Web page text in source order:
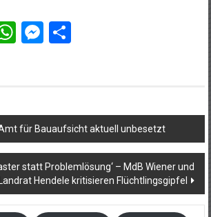
WhatsApp
Messenger
Teilen
für Bauaufsicht aktuell unbesetzt
statt Problemlösung‘ – MdB Wiener und
Landrat Hendele kritisieren Flüchtlingsgipfel